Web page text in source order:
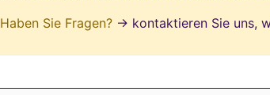
Haben Sie Fragen? → kontaktieren Sie uns,